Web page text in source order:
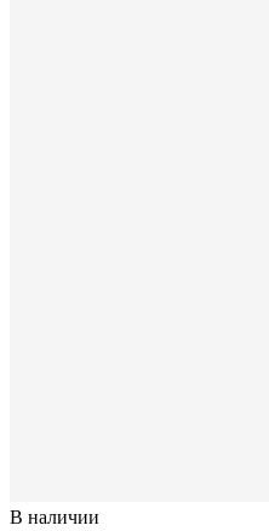
В наличии